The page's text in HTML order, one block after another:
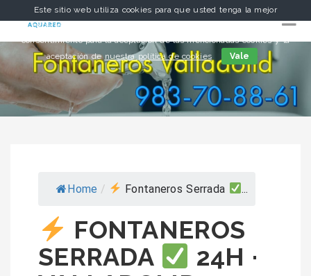
Home / Fontaneros Serrada ...
FONTANEROS
SERRADA
24H ·
Este sitio web utiliza cookies para que usted tenga la mejor
experiencia de usuario. Si continúa navegando está dando su
consentimiento para la aceptación de las mencionadas cookies y la
aceptación de nuestra política de cookies Vale